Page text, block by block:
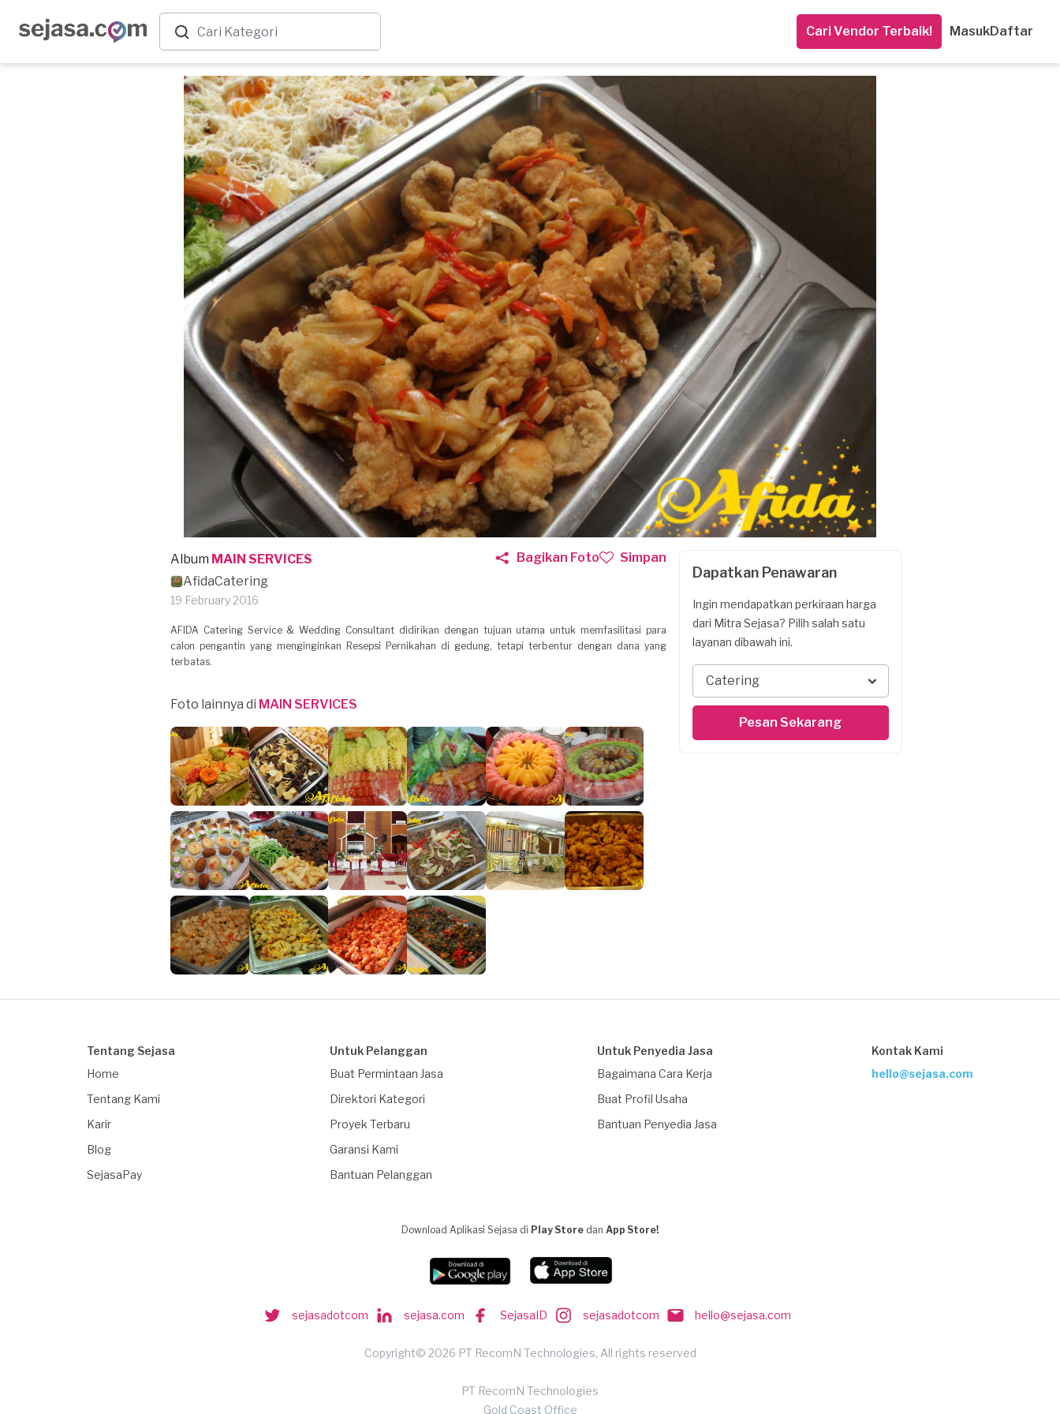
Cari Vendor Terbaik! MasukDaftar
Album MAIN SERVICES
AfidaCatering
19 February 2016
Bagikan Foto Simpan
AFIDA Catering Service & Wedding Consultant didirikan dengan tujuan utama untuk memfasilitasi para
calon pengantin yang menginginkan Resepsi Pernikahan di gedung, tetapi terbentur dengan dana yang
terbatas.
Foto lainnya di MAIN SERVICES
Dapatkan Penawaran
Ingin mendapatkan perkiraan harga
dari Mitra Sejasa? Pilih salah satu
layanan dibawah ini.
Catering
Pesan Sekarang
Tentang Sejasa
Home
Tentang Kami
Karir
Blog
SejasaPay
Untuk Pelanggan
Buat Permintaan Jasa
Direktori Kategori
Proyek Terbaru
Garansi Kami
Bantuan Pelanggan
Untuk Penyedia Jasa
Bagaimana Cara Kerja
Buat Profil Usaha
Bantuan Penyedia Jasa
Kontak Kami
hello@sejasa.com
Download Aplikasi Sejasa di Play Store dan App Store!
sejasadotcom sejasa.com SejasaID sejasadotcom hello@sejasa.com
Copyright© 2026 PT RecomN Technologies, All rights reserved
PT RecomN Technologies
Gold Coast Office